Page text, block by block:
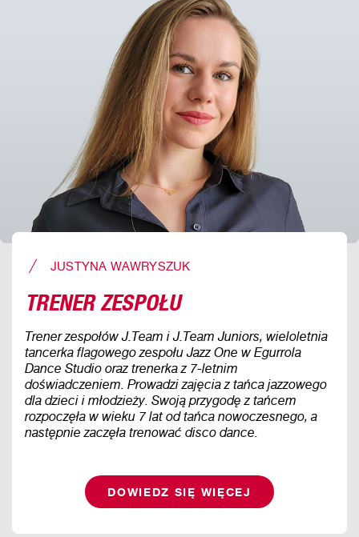
JUSTYNA WAWRYSZUK
TRENER ZESPOŁU
Trener zespołów J.Team i J.Team Juniors, wieloletnia
tancerka flagowego zespołu Jazz One w Egurrola
Dance Studio oraz trenerka z 7-letnim
doświadczeniem. Prowadzi zajęcia z tańca jazzowego
dla dzieci i młodzieży. Swoją przygodę z tańcem
rozpoczęła w wieku 7 lat od tańca nowoczesnego, a
następnie zaczęła trenować disco dance.
DOWIEDZ SIĘ WIĘCEJ